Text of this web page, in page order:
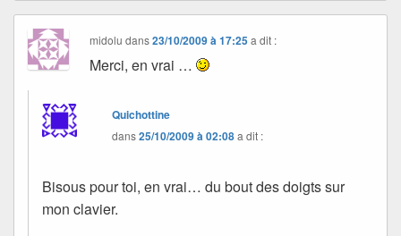
midolu dans23/10/2009 à 17:25 a dit :
Merci, en vrai …
Quichottine
dans25/10/2009 à 02:08a dit :
Bisous pour toi, en vrai… du bout des doigts sur
mon clavier.